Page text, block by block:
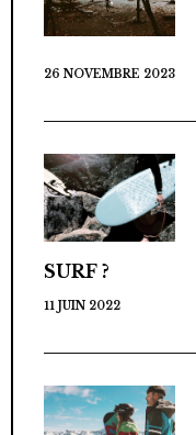
26 NOVEMBRE 2023
SURF ?
11 JUIN 2022